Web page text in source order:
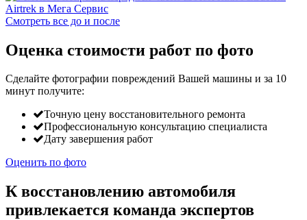
Смотреть все до и после
Оценка стоимости работ по фото
Сделайте фотографии повреждений Вашей машины и за 10
минут получите:
Точную цену восстановительного ремонта
Профессиональную консультацию специалиста
Дату завершения работ
Оценить по фото
К восстановлению автомобиля
привлекается команда экспертов